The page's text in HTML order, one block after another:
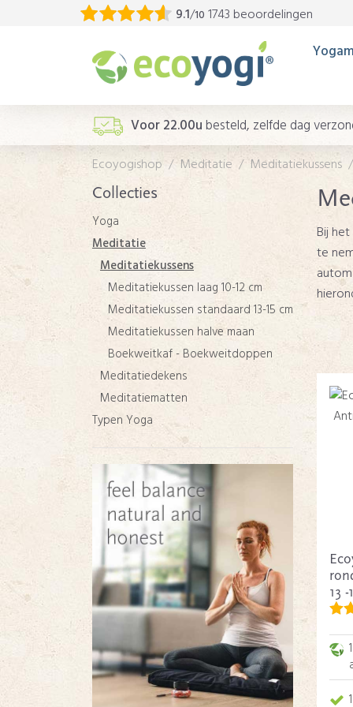
9.1/10 1743 beoordelingen
Voor 22.00ubesteld, zelfde dag
Ecoyogishop Meditatie Meditatiekussens
Collecties
Yoga
Meditatie
Meditatiekussens
Meditatiekussen laag 10-12 cm
Meditatiekussen standaard 13-15 cm
Meditatiekussen halve maan
Boekweitkaf - Boekweitdoppen
Meditatiedekens
Meditatiematten
Typen Yoga
Bij
te
13 -